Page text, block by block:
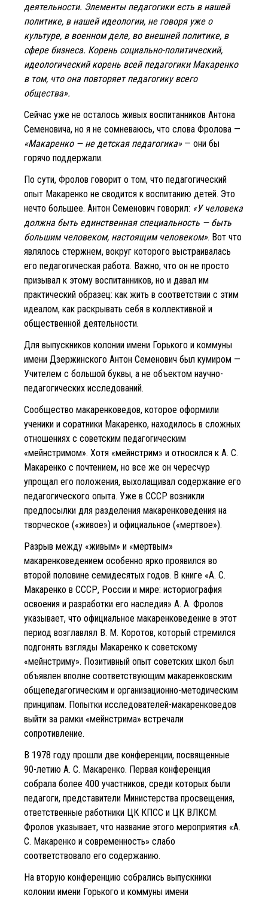
деятельности. Элементы педагогики есть в нашей
политике, в нашей идеологии, не говоря уже о
культуре, в военном деле, во внешней политике, в
сфере бизнеса. Корень социально-политический,
идеологический корень всей педагогики Макаренко
в том, что она повторяет педагогику всего
общества».
Сейчас уже не осталось живых воспитанников Антона
Семеновича, но я не сомневаюсь, что слова Фролова —
«Макаренко — не детская педагогика»— они бы
горячо поддержали.
По сути, Фролов говорит о том, что педагогический
опыт Макаренко не сводится к воспитанию детей. Это
нечто большее. Антон Семенович говорил: «У человека
должна быть единственная специальность — быть
большим человеком, настоящим человеком». Вот что
являлось стержнем, вокруг которого выстраивалась
его педагогическая работа. Важно, что он не просто
призывал к этому воспитанников, но и давал им
практический образец: как жить в соответствии с этим
идеалом, как раскрывать себя в коллективной и
общественной деятельности.
Для выпускников колонии имени Горького и коммуны
имени Дзержинского Антон Семенович был кумиром —
Учителем с большой буквы, а не объектом научно-
педагогических исследований.
Сообщество макаренковедов, которое оформили
ученики и соратники Макаренко, находилось в сложных
отношениях с советским педагогическим
«мейнстримом». Хотя «мейнстрим» и относился к А. С.
Макаренко с почтением, но все же он чересчур
упрощал его положения, выхолащивал содержание его
педагогического опыта. Уже в СССР возникли
предпосылки для разделения макаренковедения на
творческое («живое») и официальное («мертвое»).
Разрыв между «живым» и «мертвым»
макаренковедением особенно ярко проявился во
второй половине семидесятых годов. В книге «А. С.
Макаренко в СССР, России и мире: историография
освоения и разработки его наследия» А. А. Фролов
указывает, что официальное макаренковедение в этот
период возглавлял В. М. Коротов, который стремился
подгонять взгляды Макаренко к советскому
«мейнстриму». Позитивный опыт советских школ был
объявлен вполне соответствующим макаренковским
общепедагогическим и организационно-методическим
принципам. Попытки исследователей-макаренковедов
выйти за рамки «мейнстрима» встречали
сопротивление.
В 1978 году прошли две конференции, посвященные
90-летию А. С. Макаренко. Первая конференция
собрала более 400 участников, среди которых были
педагоги, представители Министерства просвещения,
ответственные работники ЦК КПСС и ЦК ВЛКСМ.
Фролов указывает, что название этого мероприятия «А.
С. Макаренко и современность» слабо
соответствовало его содержанию.
На вторую конференцию собрались выпускники
колонии имени Горького и коммуны имени